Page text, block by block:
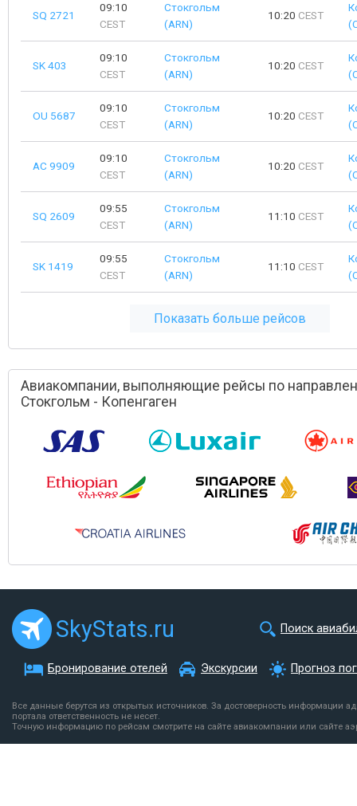
SQ 2721
09:10
CEST
Стокгольм
(ARN)
10:20 CEST
SK 403
09:10
CEST
Стокгольм
(ARN)
10:20 CEST
OU 5687
09:10
CEST
Стокгольм
(ARN)
10:20 CEST
AC 9909
09:10
CEST
Стокгольм
(ARN)
10:20 CEST
SQ 2609
09:55
CEST
Стокгольм
(ARN)
11:10 CEST
SK 1419
09:55
CEST
Стокгольм
(ARN)
11:10 CEST
Показать больше рейсов
Авиакомпании, выполняющие рейсы по
Стокгольм - Копенгаген
SkyStats.ru Поиск
Бронирование отелей Экскурсии Прогноз
Все данные берутся из открытых источников. За достоверность информации
портала ответственность не несет.
Точную информацию по рейсам смотрите на сайте авиакомпании или сайте